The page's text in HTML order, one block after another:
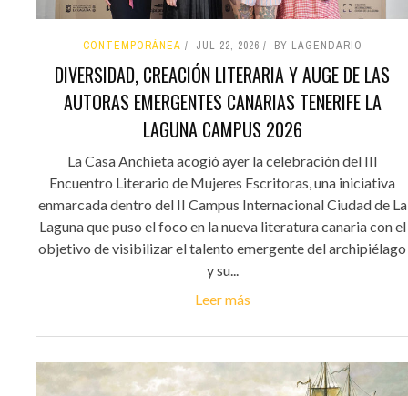
CONTEMPORÁNEA JUL 22, 2026 BY LAGENDARIO
DIVERSIDAD, CREACIÓN LITERARIA Y AUGE DE LAS
AUTORAS EMERGENTES CANARIAS TENERIFE LA
LAGUNA CAMPUS 2026
La Casa Anchieta acogió ayer la celebración del III
Encuentro Literario de Mujeres Escritoras, una iniciativa
enmarcada dentro del II Campus Internacional Ciudad de La
Laguna que puso el foco en la nueva literatura canaria con el
objetivo de visibilizar el talento emergente del archipiélago
y su...
Leer más